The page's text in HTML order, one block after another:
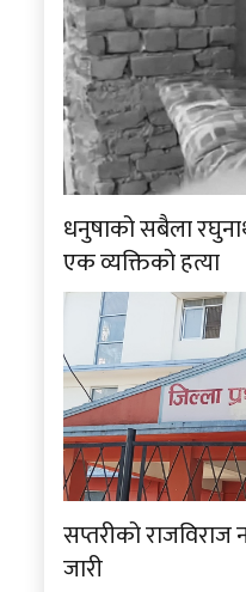
धनुषाको सबैला
एक व्यक्तिको हत्या
सप्तरीको
जारी